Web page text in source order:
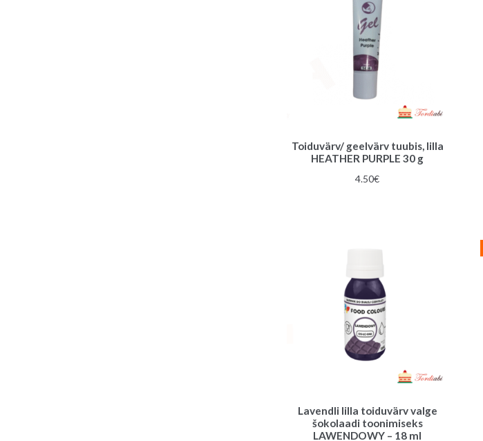
Toiduvärv/ geelvärv tuubis, lilla
HEATHER PURPLE 30 g
4.50€
Lavendli lilla toiduvärv valge
šokolaadi toonimiseks
LAWENDOWY – 18 ml